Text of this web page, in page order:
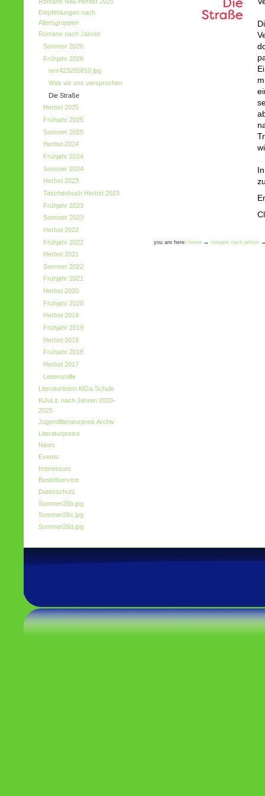
Empfehlungen nach
Altersgruppen
Romane nach Jahren
Sommer 2026
Frühjahr 2026
wnr423285810.jpg
Was wir uns versprechen
Die Straße
Herbst 2025
Frühjahr 2025
Sommer 2025
Herbst 2024
Frühjahr 2024
Sommer 2024
Herbst 2023
Taschenbuch Herbst 2023
Frühjahr 2023
Sommer 2023
Herbst 2022
Frühjahr 2022
Herbst 2021
Sommer 2022
Frühjahr 2021
Herbst 2020
Frühjahr 2020
Herbst 2019
Frühjahr 2019
Herbst 2018
Frühjahr 2018
Herbst 2017
Lebenshilfe
Literaturlisten KiGa Schule
KiJuLit. nach Jahren 2020-
2025
Jugendliteraturpreis Archiv
Literaturpreise
News
Events
Impressum
Bestellservice
Datenschutz
Sommer26b.jpg
Sommer26c.jpg
Sommer26d.jpg
you are here: home → romane nach jahren